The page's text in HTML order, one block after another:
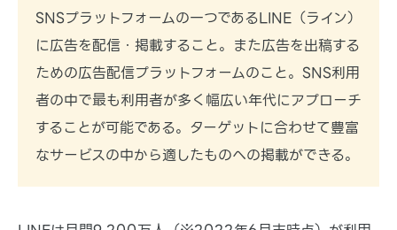
SNSプラットフォームの一つであるLINE（ライン）
に広告を配信・掲載すること。また広告を出稿する
ための広告配信プラットフォームのこと。SNS利用
者の中で最も利用者が多く幅広い年代にアプローチ
することが可能である。ターゲットに合わせて豊富
なサービスの中から適したものへの掲載ができる。
Shopify基本情報
基本的な機能や、アプリ・テーマの紹介など基本的な